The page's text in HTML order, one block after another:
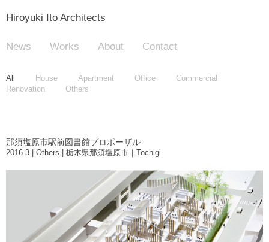
Hiroyuki Ito Architects
News Works About Contact
All House Apartment Office
Commercial
Renovation
Others
那須塩原市駅前図書館プロポーザル
2016.3 | Others | 栃木県那須塩原市｜Tochigi